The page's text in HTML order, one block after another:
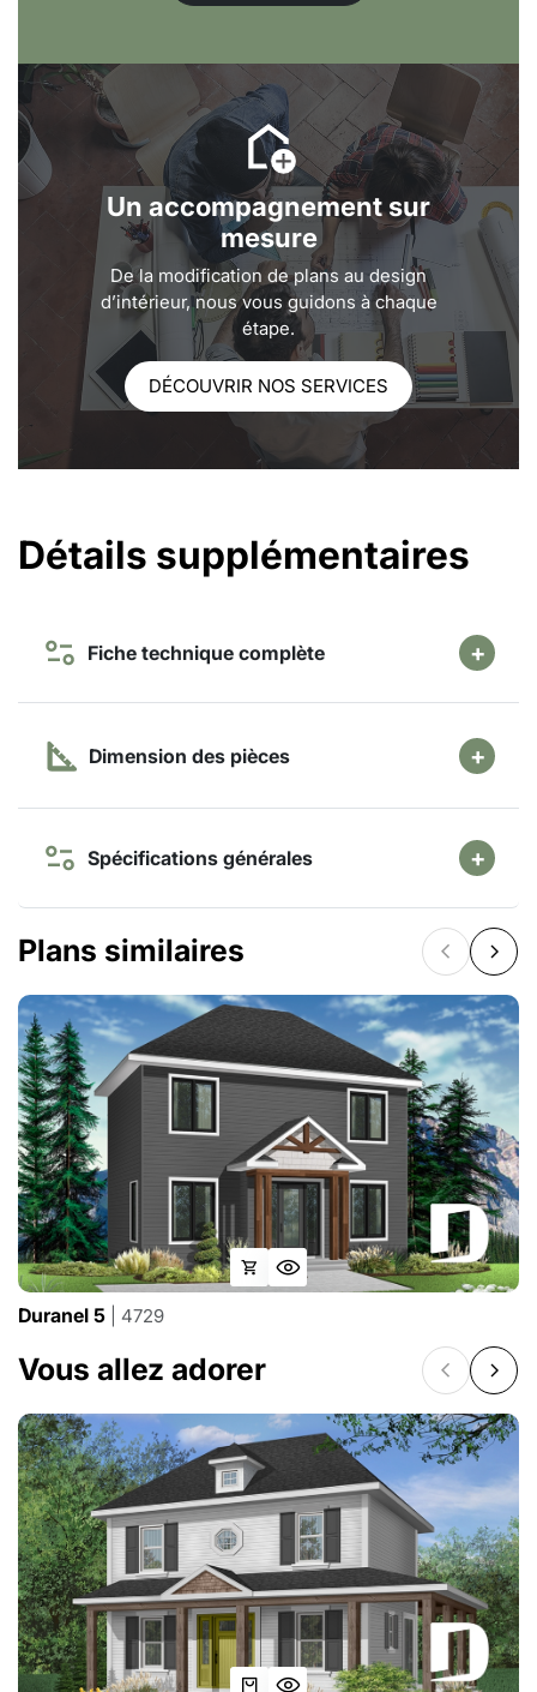
Un accompagnement sur
mesure
De la modification de plans au design
d’intérieur, nous vous guidons à chaque
étape.
DÉCOUVRIR NOS SERVICES
Détails supplémentaires
Fiche technique complète
Dimension des pièces
Spécifications générales
Plans similaires
Duranel 5 | 4729
Vous allez adorer